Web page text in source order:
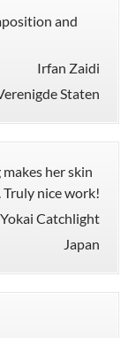
and
Irfan Zaidi
Staten
her skin
Truly nice work!
Yokai Catchlight
Japan